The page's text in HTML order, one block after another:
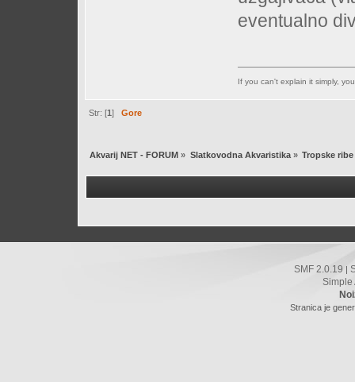
eventualno
If you can't explain it simply,
Str: [1]Gore
Akvarij NET - FORUM » Slatkovodna Akvaristika» Tropske ribe
SMF 2.0.19
Simple
Stranica je